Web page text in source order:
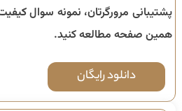
پشتیبانی مرورگرتان، نمونه سوال
همین صفحه مطالعه کنید.
دانلود رایگان